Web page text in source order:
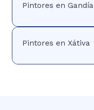
Pintores en Gandía
Pintores en Xátiva